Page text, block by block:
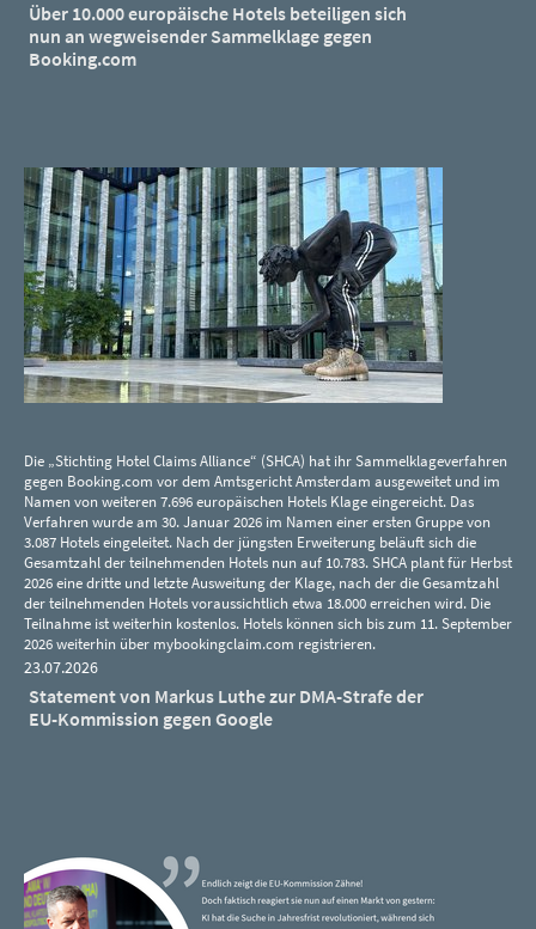
Über 10.000 europäische Hotels beteiligen sich
nun an wegweisender Sammelklage gegen
Booking.com
Die „Stichting Hotel Claims Alliance“ (SHCA) hat ihr Sammelklageverfahren
gegen Booking.com vor dem Amtsgericht Amsterdam ausgeweitet und im
Namen von weiteren 7.696 europäischen Hotels Klage eingereicht. Das
Verfahren wurde am 30. Januar 2026 im Namen einer ersten Gruppe von
3.087 Hotels eingeleitet. Nach der jüngsten Erweiterung beläuft sich die
Gesamtzahl der teilnehmenden Hotels nun auf 10.783. SHCA plant für Herbst
2026 eine dritte und letzte Ausweitung der Klage, nach der die Gesamtzahl
der teilnehmenden Hotels voraussichtlich etwa 18.000 erreichen wird. Die
Teilnahme ist weiterhin kostenlos. Hotels können sich bis zum 11. September
2026 weiterhin über mybookingclaim.com registrieren.
23.07.2026
Statement von Markus Luthe zur DMA-Strafe der
EU-Kommission gegen Google